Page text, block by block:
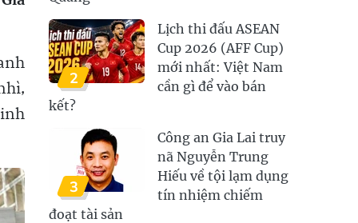
2
Lịch thi đấu ASEAN
Cup 2026 (AFF Cup)
mới nhất: Việt Nam
cần gì để vào bán
kết?
3
Công an Gia Lai truy
nã Nguyễn Trung
Hiếu về tội lạm dụng
tín nhiệm chiếm
đoạt tài sản